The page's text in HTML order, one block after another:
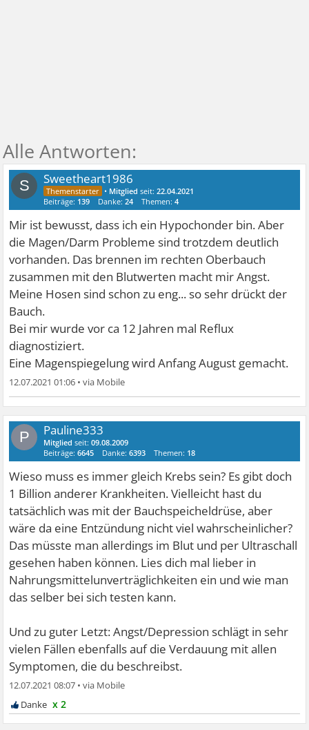
S Sweetheart1986
• Mitglied seit:22.04.2021
Beiträge: 139 Danke:24 Themen:4
Mir ist bewusst, dass ich ein Hypochonder bin. Aber
die Magen/Darm Probleme sind trotzdem deutlich
vorhanden. Das brennen im rechten Oberbauch
zusammen mit den Blutwerten macht mir Angst.
Meine Hosen sind schon zu eng... so sehr drückt der
Bauch.
Bei mir wurde vor ca 12 Jahren mal Reflux
diagnostiziert.
Eine Magenspiegelung wird Anfang August gemacht.
12.07.2021 01:06 •
P Pauline333
Mitglied seit:09.08.2009
Beiträge:6645 Danke:6393 Themen: 18
Wieso muss es immer gleich Krebs sein? Es gibt doch
1 Billion anderer Krankheiten. Vielleicht hast du
tatsächlich was mit der Bauchspeicheldrüse, aber
wäre da eine Entzündung nicht viel wahrscheinlicher?
Das müsste man allerdings im Blut und per Ultraschall
gesehen haben können. Lies dich mal lieber in
Nahrungsmittelunverträglichkeiten ein und wie man
das selber bei sich testen kann.
Und zu guter Letzt: Angst/Depression schlägt in sehr
vielen Fällen ebenfalls auf die Verdauung mit allen
Symptomen, die du beschreibst.
12.07.2021 08:07 •
x 2